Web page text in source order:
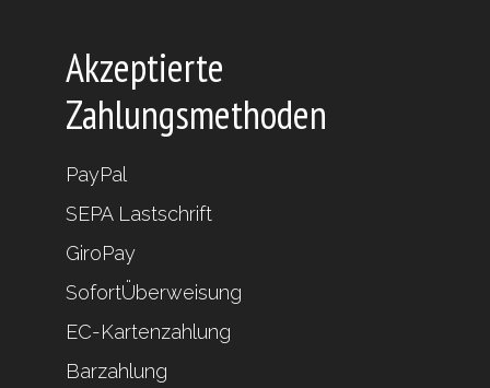
Akzeptierte
Zahlungsmethoden
PayPal
SEPA Lastschrift
GiroPay
SofortÜberweisung
EC-Kartenzahlung
Barzahlung